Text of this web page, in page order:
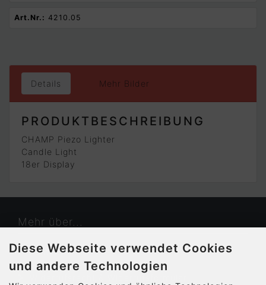
Art.Nr.: 4210.05
Details Mehr Bilder
PRODUKTBESCHREIBUNG
CHAMP Piezo Lighter
Candle Light
18er Display
Mehr über...
Kontakt
Diese Webseite verwendet Cookies
und andere Technologien